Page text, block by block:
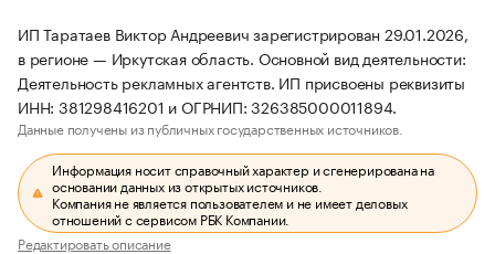
ИП Таратаев Виктор Андреевич зарегистрирован 29.01.2026,
в регионе — Иркутская область. Основной вид деятельности:
Деятельность рекламных агентств. ИП присвоены реквизиты
ИНН: 381298416201 и ОГРНИП: 326385000011894.
Данные получены из публичных государственных источников.
Информация носит справочный характер и сгенерирована на
основании данных из открытых источников.
Компания не является пользователем и не имеет деловых
отношений с сервисом РБК Компании.
Редактировать описание